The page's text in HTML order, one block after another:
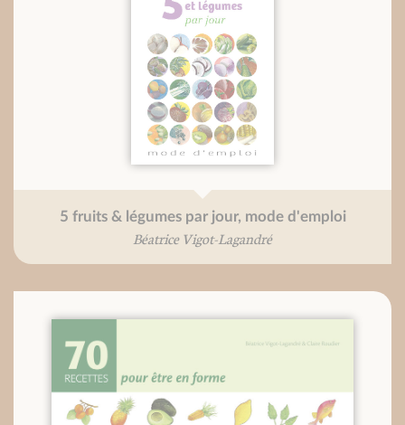
5 fruits & légumes par jour, mode d'emploi
Béatrice Vigot-Lagandré